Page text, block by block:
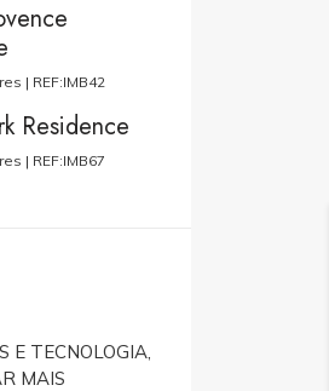
| REF:IMB42
Residence
| REF:IMB67
E TECNOLOGIA,
MAIS